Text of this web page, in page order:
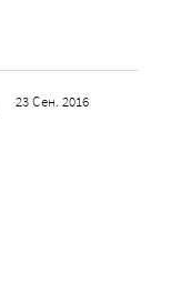
23 Сен. 2016